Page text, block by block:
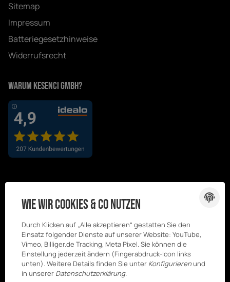
Sitemap
Impressum
Batteriegesetzhinweise
Widerrufsrecht
Warum Kesenci GmbH?
Wie wir Cookies & Co nutzen
Durch Klicken auf „Alle akzeptieren“ gestatten Sie den
Einsatz folgender Dienste auf unserer Website: YouTube,
Vimeo, Billiger.de Tracking, Meta Pixel. Sie können die
Einstellung jederzeit ändern (Fingerabdruck-Icon links
unten). Weitere Details finden Sie unter Konfigurierenund
in unserer Datenschutzerklärung.